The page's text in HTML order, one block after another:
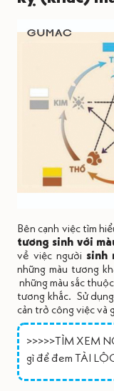
Bên cạnh việc tìm
tương sinh với
về việc người sinh
những màu tương
những màu sắc
tương khắc. Sử
cản trở công việc và
>>>>>TÌM XEM
gì để đem TÀI